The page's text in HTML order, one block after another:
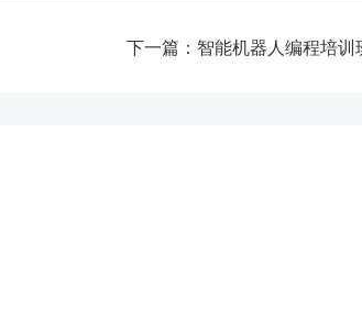
下一篇： 智能机器人编程培训